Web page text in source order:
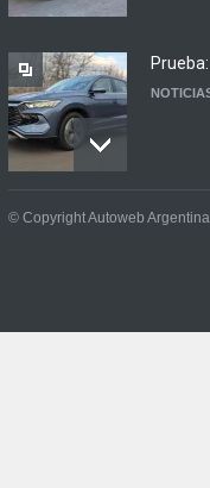
© Copyright Autoweb